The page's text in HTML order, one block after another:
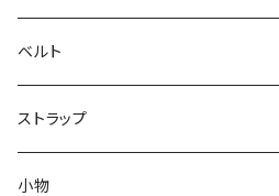
ベルト
ストラップ
小物